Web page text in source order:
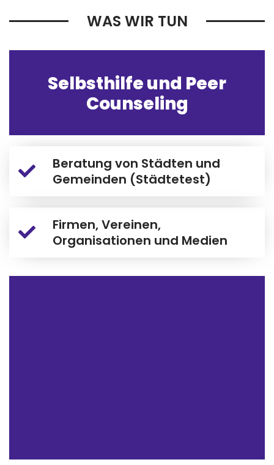
WAS WIR TUN
Selbsthilfe und Peer
Counseling
Beratung von Städten und
Gemeinden (Städtetest)
Firmen, Vereinen,
Organisationen und Medien